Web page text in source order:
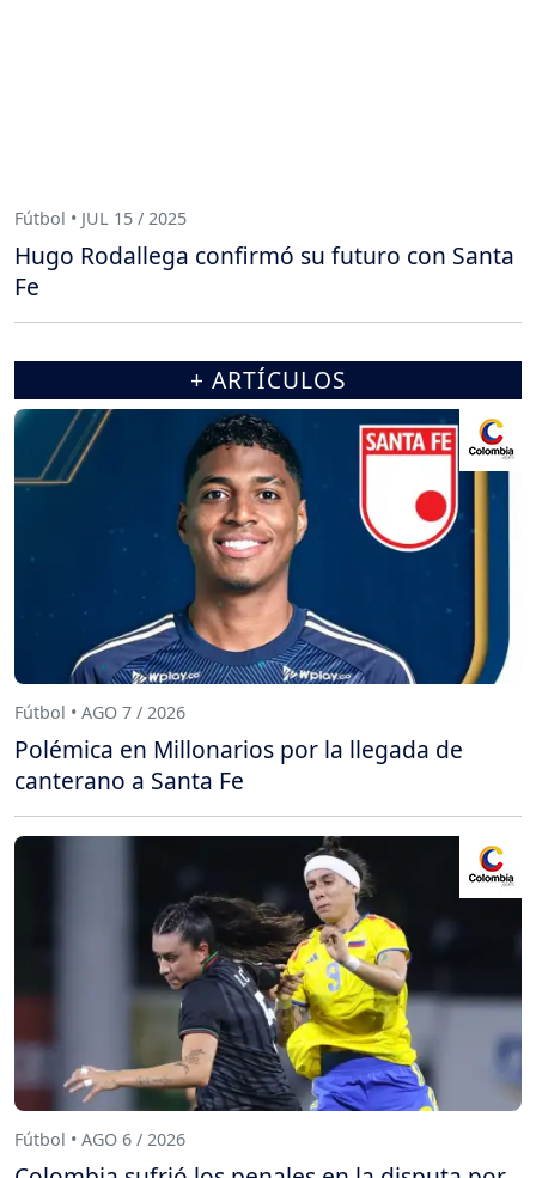
Fútbol • JUL 15 / 2025
Hugo Rodallega confirmó su futuro con Santa
Fe
+ ARTÍCULOS
Fútbol • AGO 7 / 2026
Polémica en Millonarios por la llegada de
canterano a Santa Fe
Fútbol • AGO 6 / 2026